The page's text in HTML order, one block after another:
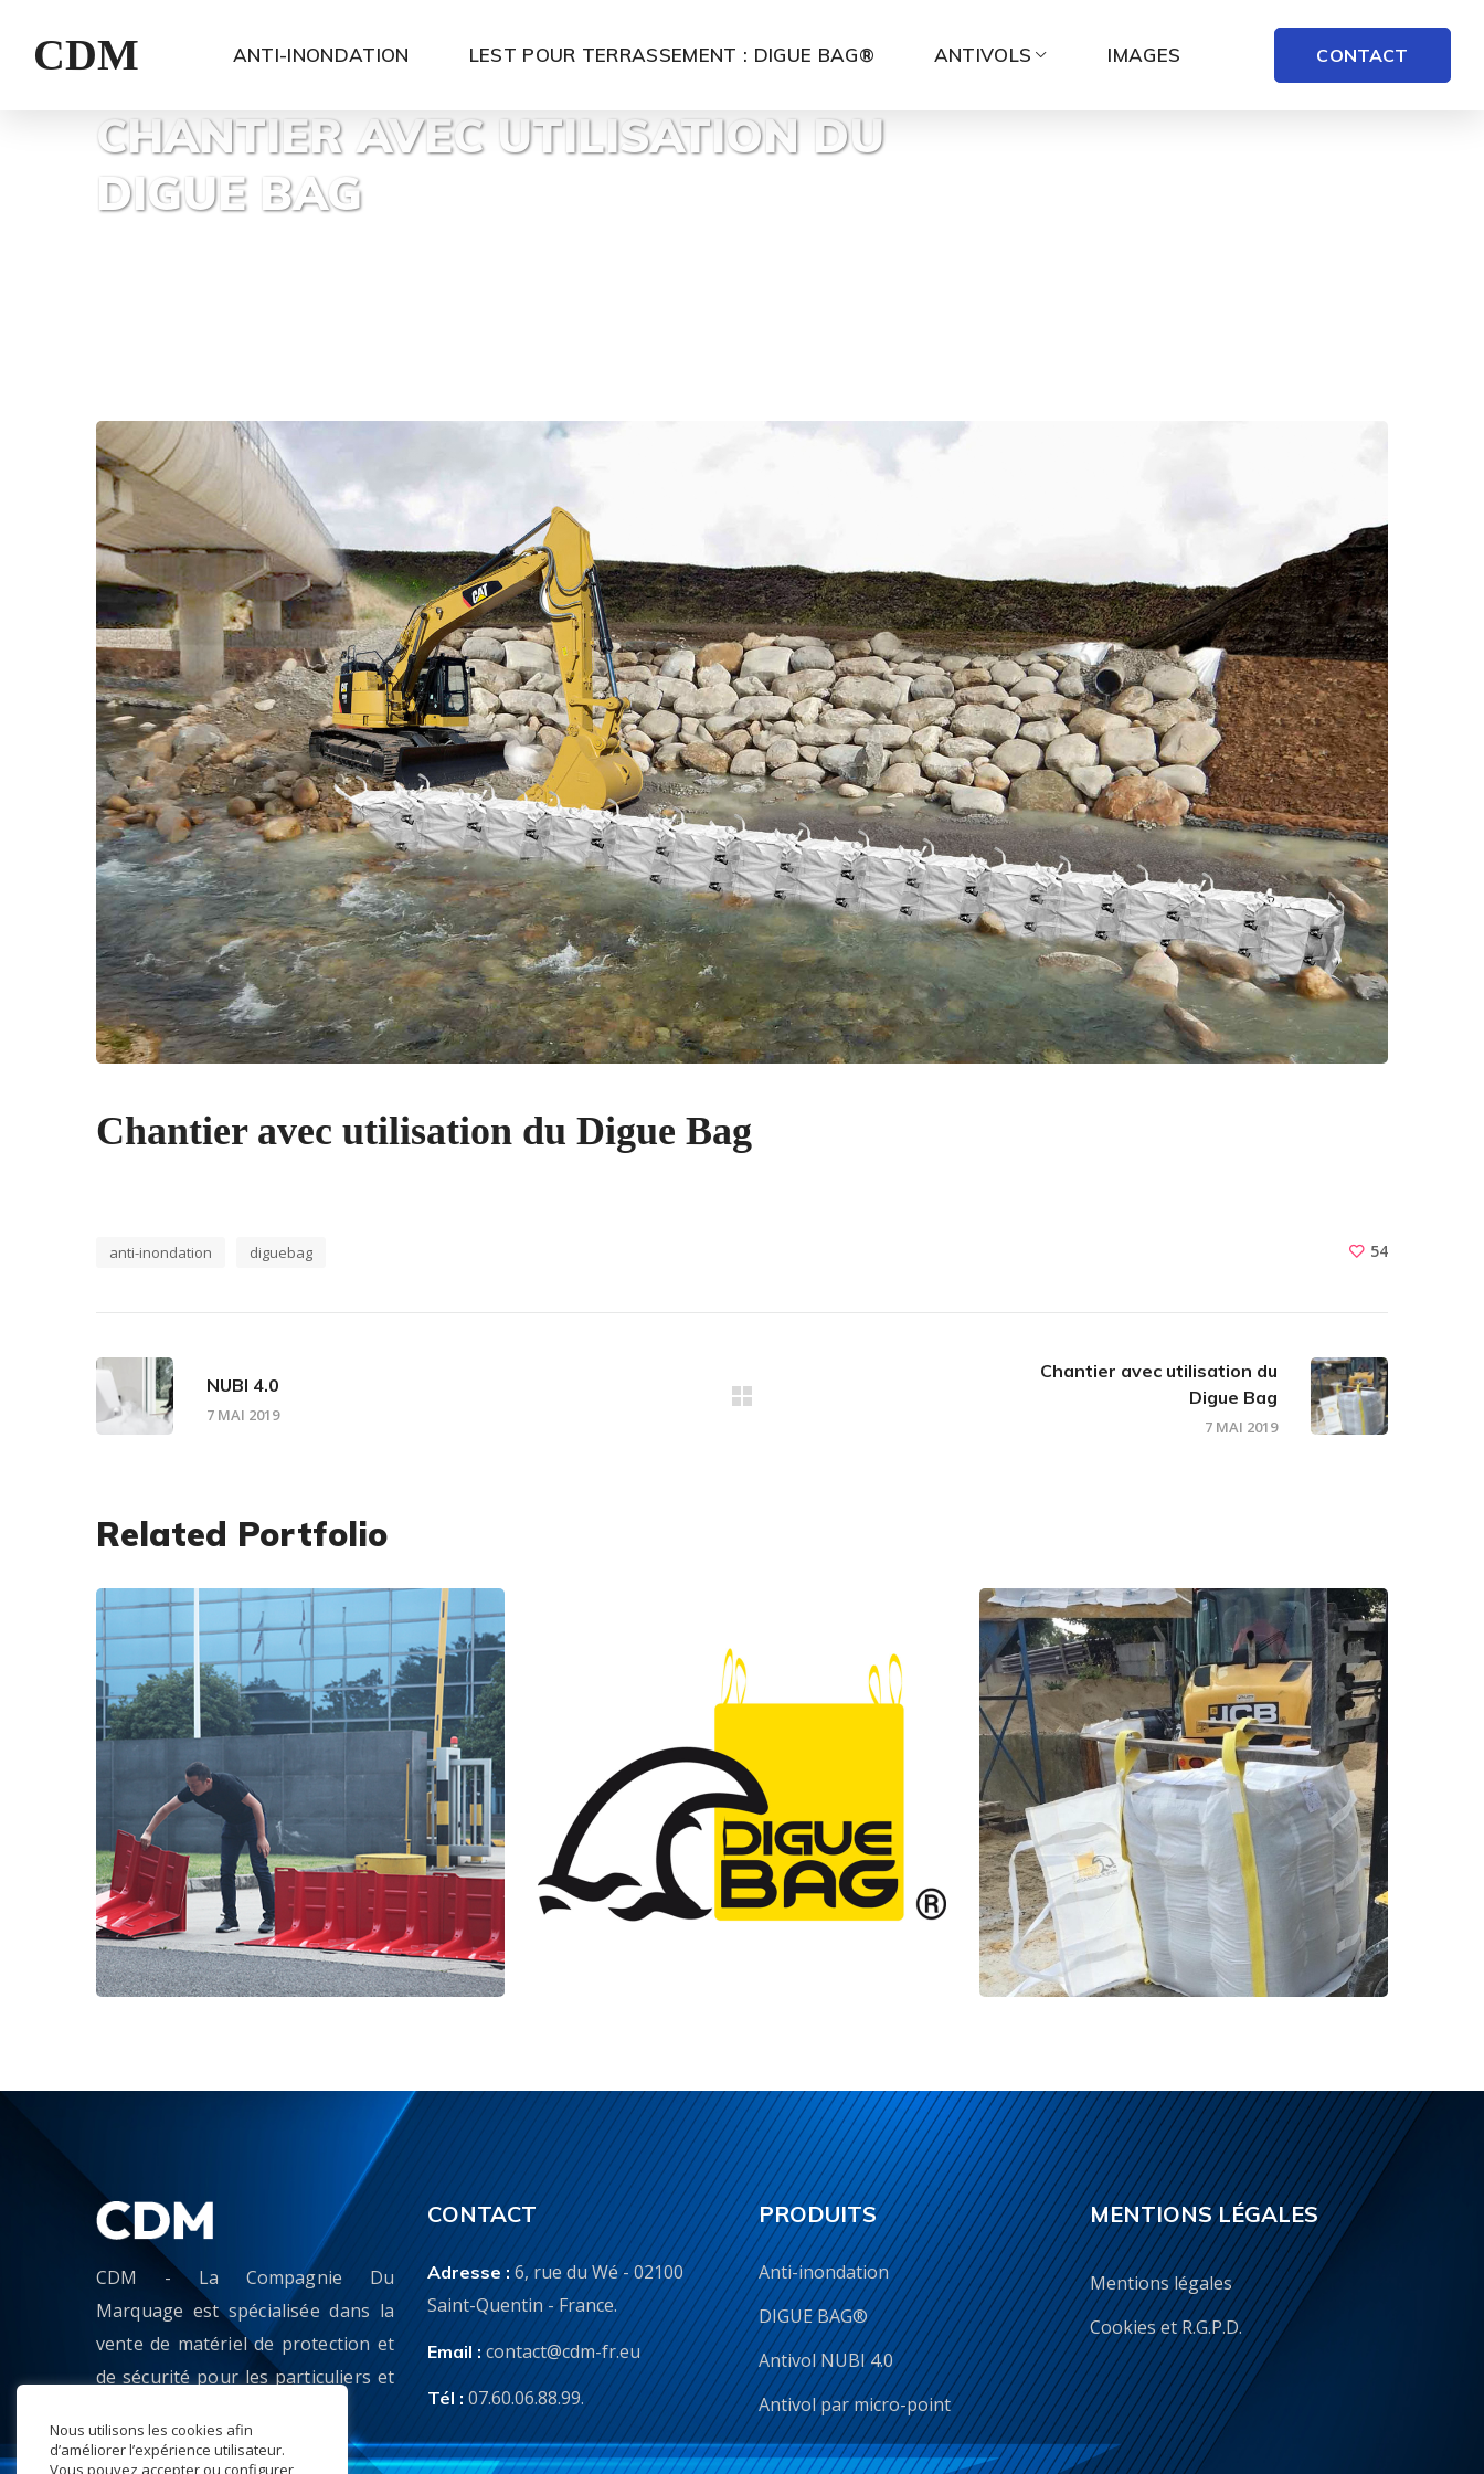
CDM ANTI-INONDATION LEST POUR TERRASSEMENT : DIGUE BAG® ANTIVOLS IMAGES CONTACT
CHANTIER AVEC UTILISATION DU
DIGUE BAG
Chantier avec utilisation du Digue Bag
anti-inondation diguebag 54
NUBI 4.0
7 MAI 2019
Chantier avec utilisation du
Digue Bag
7 MAI 2019
Related Portfolio
ANTI-INONDATION
WATER BLADE
ANTI-INONDATION
ANTI-INONDATION
Chantier avec
utilisation du Digue
Bag
CDM - La Compagnie Du
Marquage est spécialisée dans la
vente de matériel de protection et
de sécurité pour les particuliers et
CONTACT
Adresse : 6, rue du Wé - 02100
Saint-Quentin - France.
Email : contact@cdm-fr.eu
Tél : 07.60.06.88.99.
PRODUITS
Anti-inondation
DIGUE BAG®
Antivol NUBI 4.0
Antivol par micro-point
MENTIONS LÉGALES
Mentions légales
Cookies et R.G.P.D.
Nous utilisons les cookies afin
d’améliorer l’expérience utilisateur.
Vous pouvez accepter ou configurer